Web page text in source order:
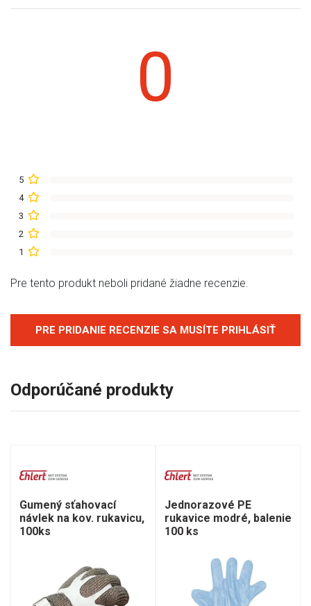
0
5
4
3
2
1
Pre tento produkt neboli pridané žiadne recenzie.
PRE PRIDANIE RECENZIE SA MUSÍTE PRIHLÁSIŤ
Odporúčané produkty
Gumený sťahovací
návlek na kov. rukavicu,
100ks
Jednorazové PE
rukavice modré, balenie
100 ks